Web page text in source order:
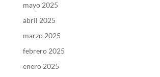
mayo 2025
abril 2025
marzo 2025
febrero 2025
enero 2025